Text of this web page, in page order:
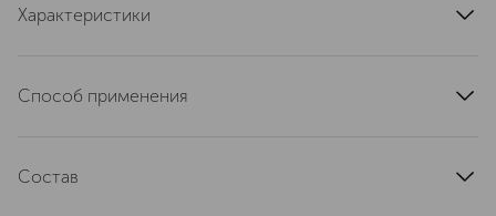
Характеристики
Способ применения
распределить по телу до образования пены. Смыть
Состав